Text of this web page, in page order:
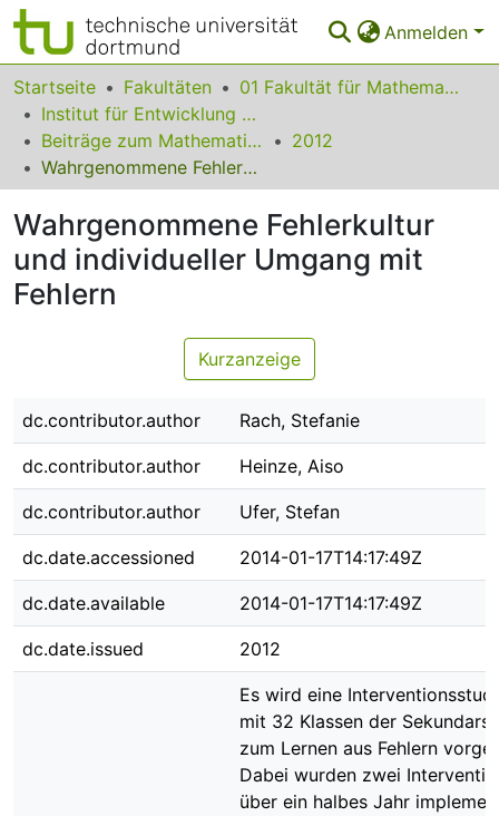
Anmelden
Bereiche & Sammlungen
Das gesamte Repositorium
Statistiken
FAQ
Leitlinien
Zurück zur Startseite
Startseite Fakultäten
01 Fakultät für Mathematik
Institut für Entwicklung und Erforschung des Mathematikunterrichts
Beiträge zum Mathematikunterricht
2012
Wahrgenommene Fehlerkultur und individueller Umgang mit Fehlern
Wahrgenommene Fehlerkultur
und individueller Umgang mit
Fehlern
Kurzanzeige
dc.contributor.author Rach, Stefanie
dc.contributor.author Heinze, Aiso
dc.contributor.author Ufer, Stefan
dc.date.accessioned 2014-01-17T14:17:49Z
dc.date.available 2014-01-17T14:17:49Z
dc.date.issued 2012
Es wird eine
mit 32 Klassen der
zum Lernen aus Fehlern
Dabei wurden zwei
über ein halbes Jahr